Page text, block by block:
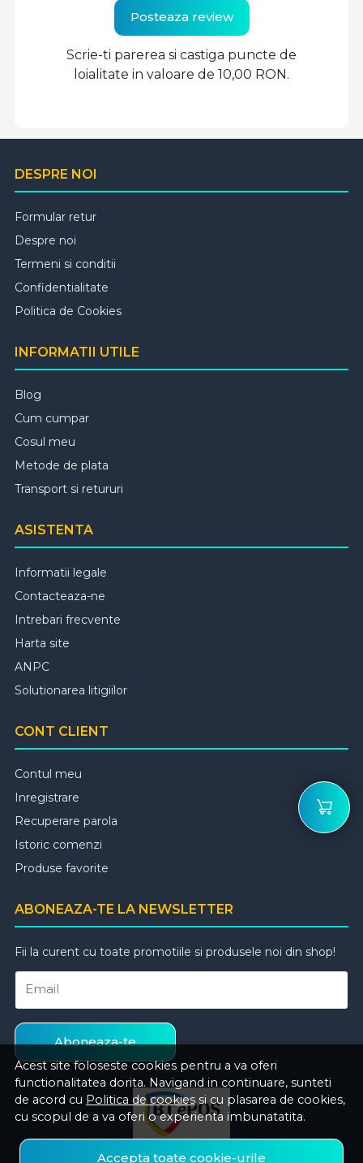
Posteaza review
Scrie-ti parerea si castiga puncte de
loialitate in valoare de 10,00 RON.
Acest site foloseste cookies pentru a va oferi
functionalitatea dorita. Navigand in continuare, sunteti
de acord cu Politica de cookies si cu plasarea de cookies,
cu scopul de a va oferi o experienta imbunatatita.
Accepta toate cookie-urile
DESPRE NOI
Formular retur
Despre noi
Termeni si conditii
Confidentialitate
Politica de Cookies
INFORMATII UTILE
Blog
Cum cumpar
Cosul meu
Metode de plata
Transport si retururi
ASISTENTA
Informatii legale
Contacteaza-ne
Intrebari frecvente
Harta site
ANPC
Solutionarea litigiilor
CONT CLIENT
Contul meu
Inregistrare
Recuperare parola
Istoric comenzi
Produse favorite
ABONEAZA-TE LA NEWSLETTER
Fii la curent cu toate promotiile si produsele noi din shop!
Email
Aboneaza-te